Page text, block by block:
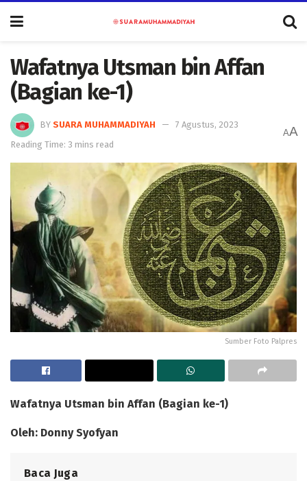
Wafatnya Utsman bin Affan
(Bagian ke-1)
BY SUARA MUHAMMADIYAH
7 Agustus, 2023
Reading Time: 3 mins read
AA
Sumber Foto Palpres
Wafatnya Utsman bin Affan (Bagian ke-1)
Oleh: Donny Syofyan
Baca Juga